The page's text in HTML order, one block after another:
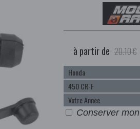
à partir de 20.10 €
Conserver